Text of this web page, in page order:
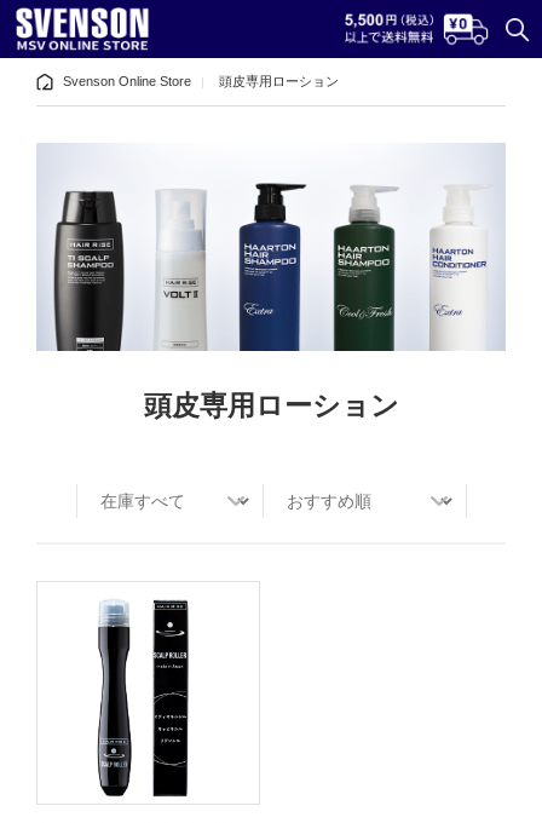
Svenson Online Store 頭皮専用ローション
頭皮専用ローション